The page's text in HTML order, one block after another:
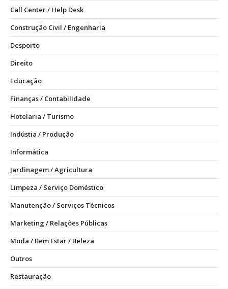
Call Center / Help Desk
Construção Civil / Engenharia
Desporto
Direito
Educação
Finanças / Contabilidade
Hotelaria / Turismo
Indústia / Produção
Informática
Jardinagem / Agricultura
Limpeza / Serviço Doméstico
Manutenção / Serviços Técnicos
Marketing / Relações Públicas
Moda / Bem Estar / Beleza
Outros
Restauração